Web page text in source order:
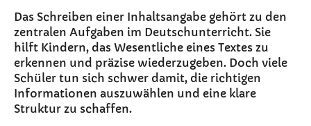
Das Schreiben einer Inhaltsangabe gehört zu den
zentralen Aufgaben im Deutschunterricht. Sie
hilft Kindern, das Wesentliche eines Textes zu
erkennen und präzise wiederzugeben. Doch viele
Schüler tun sich schwer damit, die richtigen
Informationen auszuwählen und eine klare
Struktur zu schaffen.